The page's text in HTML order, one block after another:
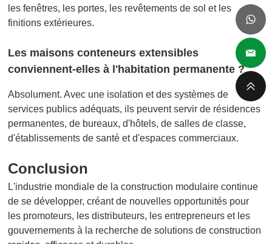
les fenêtres, les portes, les revêtements de sol et les
finitions extérieures.
Les maisons conteneurs extensibles
conviennent-elles à l'habitation permanente ?
Absolument. Avec une isolation et des systèmes de
services publics adéquats, ils peuvent servir de résidences
permanentes, de bureaux, d'hôtels, de salles de classe,
d'établissements de santé et d'espaces commerciaux.
Conclusion
L'industrie mondiale de la construction modulaire continue
de se développer, créant de nouvelles opportunités pour
les promoteurs, les distributeurs, les entrepreneurs et les
gouvernements à la recherche de solutions de construction